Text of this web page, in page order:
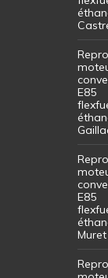
E85
E85
Muret